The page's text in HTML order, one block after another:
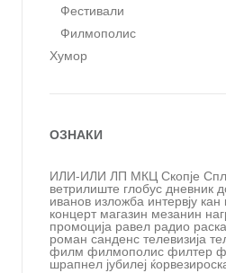
Фестивали
Филмополис
Хумор
ОЗНАКИ
ИЛИ-ИЛИ ЛП МКЦ Скопје
ветрилиште глобус дневник
иванов изложба интервју кан
концерт магазин мезанин
промоција равел радио
роман санденс телевизија
филм филмополис филтер
шрапнел јубилеј